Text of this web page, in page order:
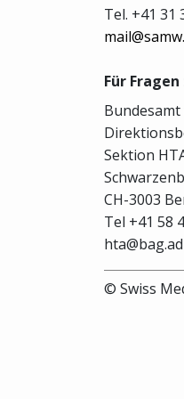
Tel. +41 31
Für
Sektion
CH-3003
Tel +41 58
© Swiss